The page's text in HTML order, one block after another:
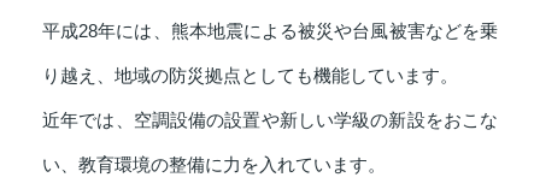
平成28年には、熊本地震による被災や台風被害などを乗
り越え、地域の防災拠点としても機能しています。
近年では、空調設備の設置や新しい学級の新設をおこな
い、教育環境の整備に力を入れています。